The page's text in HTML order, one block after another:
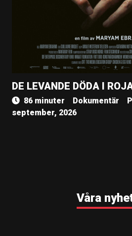
DE LEVANDE DÖDA I
86 minuter Dokumentär
september, 2026
Våra